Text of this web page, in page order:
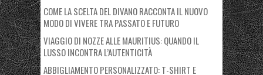
COME LA SCELTA DEL DIVANO RACCONTA IL NUOVO
MODO DI VIVERE TRA PASSATO E FUTURO
VIAGGIO DI NOZZE ALLE MAURITIUS: QUANDO IL
LUSSO INCONTRA L’AUTENTICITÀ
ABBIGLIAMENTO PERSONALIZZATO: T-SHIRT E